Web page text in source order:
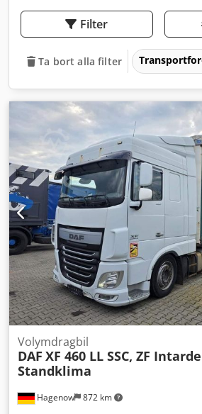
Filter
Ta bort alla filter
Hagenow 872 km
Volymdragbil
DAF XF 460 LL SSC, ZF
Standklima